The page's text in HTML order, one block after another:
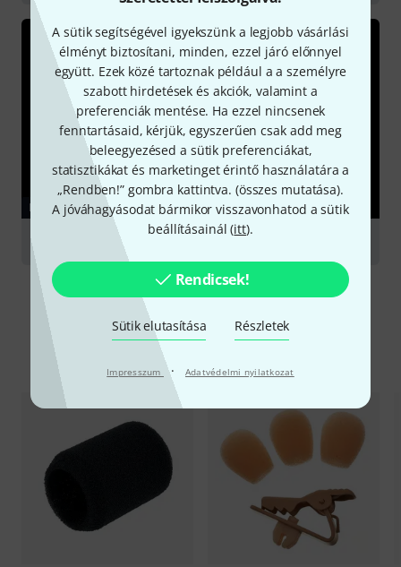
A sütik segítségével igyekszünk a legjobb vásárlási
élményt biztosítani, minden, ezzel járó előnnyel
együtt. Ezek közé tartoznak például a a személyre
szabott hirdetések és akciók, valamint a
preferenciák mentése. Ha ezzel nincsenek
fenntartásaid, kérjük, egyszerűen csak add meg
beleegyezésed a sütik preferenciákat,
statisztikákat és marketinget érintő használatára a
„Rendben!” gombra kattintva. (összes mutatása).
A jóváhagyásodat bármikor visszavonhatod a sütik
beállításainál (itt).
Rendicsek!
Sütik elutasítása Részletek
Impresszum · Adatvédelmi nyilatkozat
KALAUZ
Alternatívák összevetése